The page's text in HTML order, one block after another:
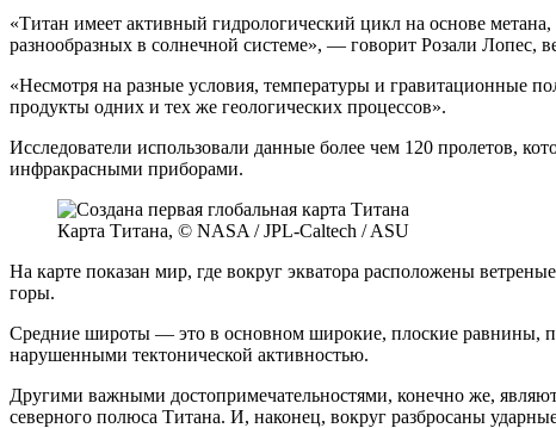
«Титан имеет активный гидрологический цикл на основе
разнообразных в солнечной системе», — говорит Розали Лопес,
«Несмотря на разные условия, температуры и гравитационные
продукты одних и тех же геологических процессов».
Исследователи использовали данные более чем 120 пролетов,
инфракрасными приборами.
Карта Титана, © NASA / JPL-Caltech / ASU
На карте показан мир, где вокруг экватора расположены
горы.
Средние широты — это в основном широкие, плоские равнины,
нарушенными тектонической активностью.
Другими важными достопримечательностями, конечно же,
северного полюса Титана. И, наконец, вокруг разбросаны